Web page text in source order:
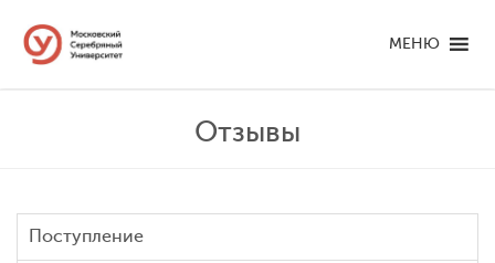
МЕНЮ
Отзывы
Поступление